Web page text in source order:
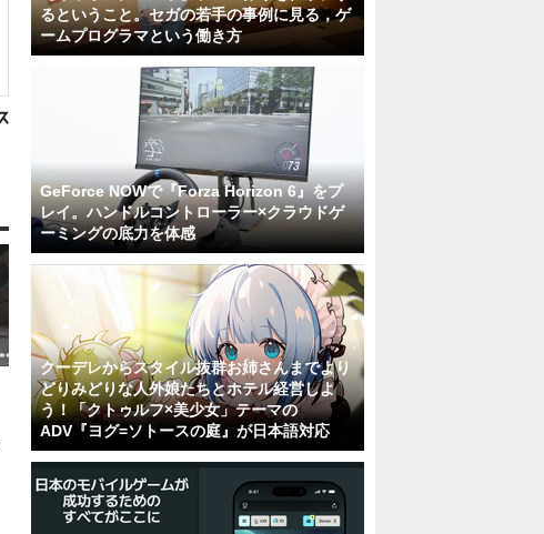
るということ。セガの若手の事例に見る，ゲ
ームプログラマという働き方
GeForce NOWで『Forza Horizon 6』をプ
レイ。ハンドルコントローラー×クラウドゲ
ーミングの底力を体感
クーデレからスタイル抜群お姉さんまでより
どりみどりな人外娘たちとホテル経営しよ
う！「クトゥルフ×美少女」テーマの
ADV『ヨグ=ソトースの庭』が日本語対応